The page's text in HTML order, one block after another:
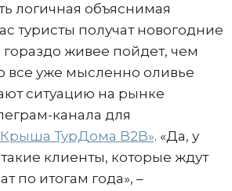
логичная объяснимая
туристы получат новогодние
живее пойдет, чем
все уже мысленно оливье
ситуацию на рынке
канала для
ТурДома B2B». «Да, у
клиенты, которые ждут
по итогам года», –